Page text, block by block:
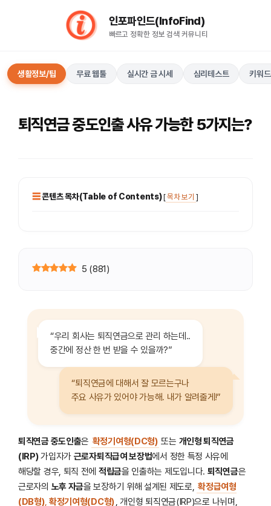
인포파인드(InfoFind)​​​​
빠르고 정확한 정보 검색 커뮤니티
생활정보/팁 무료 웹툴 실시간 금 시세 심리테스트 키워
퇴직연금 중도인출 사유 가능한 5가지는?
콘텐츠 목차(Table of Contents)[목차 보기 ]
5 (881)
“우리 회사는 퇴직연금으로 관리 하는데..
중간에 정산 한 번 받을 수 있을까?”
“퇴직연금에 대해서 잘 모르는구나
주요 사유가 있어야 가능해. 내가 알려줄게!”
퇴직연금 중도인출은 확정기여형(DC형) 또는 개인형 퇴직연금
(IRP)가입자가 근로자퇴직급여 보장법에서 정한 특정 사유에
해당할 경우, 퇴직 전에 적립금을 인출하는 제도입니다. 퇴직연금은
근로자의 노후 자금을 보장하기 위해 설계된 제도로, 확정급여형
(DB형), 확정기여형(DC형), 개인형 퇴직연금(IRP)으로 나뉘며,